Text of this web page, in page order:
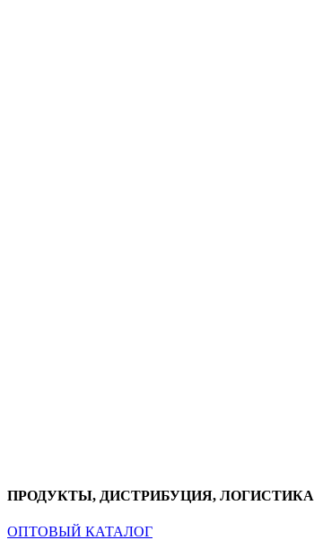
ПРОДУКТЫ, ДИСТРИБУЦИЯ, ЛОГИСТИКА
ОПТОВЫЙ КАТАЛОГ